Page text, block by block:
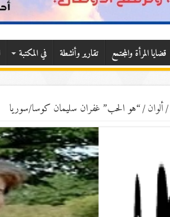
قضايا المرأة والمجتمع تقارير وأنشطة في المكتبة
/ألوان/“هو الحب” غفران سليمان كوسا/سوريا